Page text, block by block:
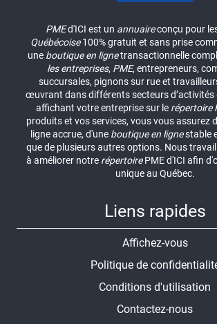
PMEd'ICI est un annuaireconçu pour
Québécoise100% gratuit et sans prise
une boutique en lignetransactionnelle
les entreprises, PME, entrepreneurs,
succursales, pignons sur rue et
œuvrant dans différents secteurs d’activités
affichant votre entreprise sur le répertoire
produits et vos services, vous vous assurez
ligne accrue, d'une boutique en lignestable
que de plusieurs autres options. Nous
à améliorer notre répertoirePME d'ICI afin
unique au Québec.
Liens rapides
Affichez-vous
Politique de
Conditions d'utilisation
Contactez-nous